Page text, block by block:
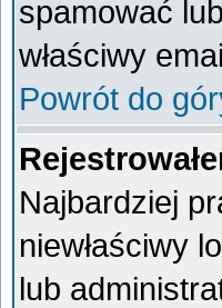
spamować
właściwy
Powrót do
Najbardziej
niewłaściwy
lub